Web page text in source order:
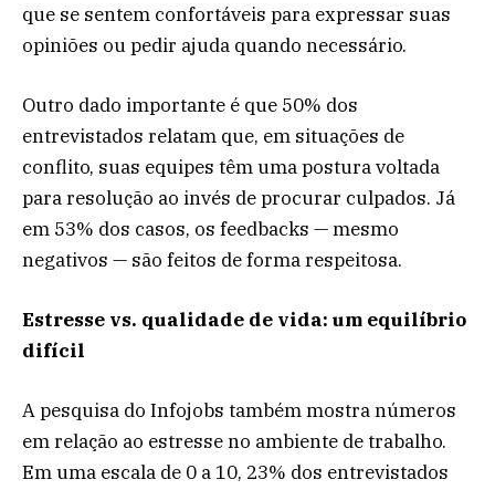
que se sentem confortáveis para expressar suas
opiniões ou pedir ajuda quando necessário.
Outro dado importante é que 50% dos
entrevistados relatam que, em situações de
conflito, suas equipes têm uma postura voltada
para resolução ao invés de procurar culpados. Já
em 53% dos casos, os feedbacks — mesmo
negativos — são feitos de forma respeitosa.
Estresse vs. qualidade de vida: um equilíbrio
difícil
A pesquisa do Infojobs também mostra números
em relação ao estresse no ambiente de trabalho.
Em uma escala de 0 a 10, 23% dos entrevistados